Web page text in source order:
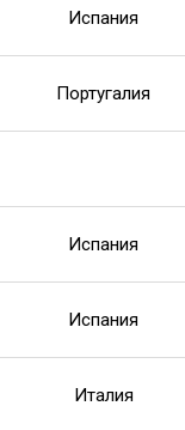
Испания
Португалия
Испания
Испания
Италия